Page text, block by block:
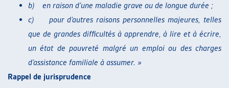
b) en raison d’une maladie grave ou de longue durée ;
c) pour d’autres raisons personnelles majeures, telles
que de grandes difficultés à apprendre, à lire et à écrire,
un état de pauvreté malgré un emploi ou des charges
d’assistance familiale à assumer. »
Rappel de jurisprudence